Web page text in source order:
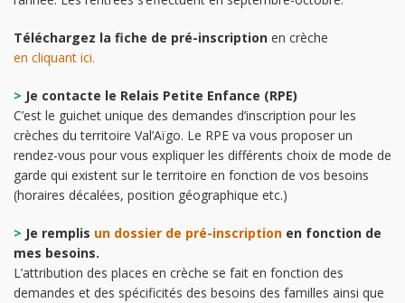
Téléchargez la fiche de pré-inscription en crèche
en cliquant ici.
> Je contacte le Relais Petite Enfance (RPE)
C’est le guichet unique des demandes d’inscription pour les
crèches du territoire Val’Aïgo. Le RPE va vous proposer un
rendez-vous pour vous expliquer les différents choix de mode de
garde qui existent sur le territoire en fonction de vos besoins
(horaires décalées, position géographique etc.)
> Je remplis un dossier de pré-inscription en fonction de
mes besoins.
L’attribution des places en crèche se fait en fonction des
demandes et des spécificités des besoins des familles ainsi que